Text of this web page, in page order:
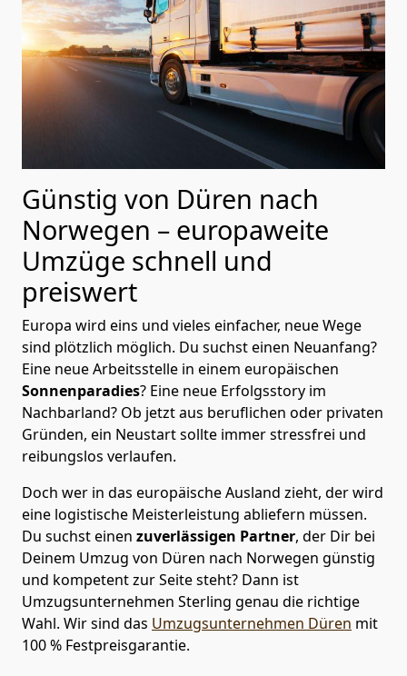
Günstig von Düren nach
Norwegen – europaweite
Umzüge schnell und
preiswert
Europa wird eins und vieles einfacher, neue Wege
sind plötzlich möglich. Du suchst einen Neuanfang?
Eine neue Arbeitsstelle in einem europäischen
Sonnenparadies? Eine neue Erfolgsstory im
Nachbarland? Ob jetzt aus beruflichen oder privaten
Gründen, ein Neustart sollte immer stressfrei und
reibungslos verlaufen.
Doch wer in das europäische Ausland zieht, der wird
eine logistische Meisterleistung abliefern müssen.
Du suchst einen zuverlässigen Partner, der Dir bei
Deinem Umzug von Düren nach Norwegen günstig
und kompetent zur Seite steht? Dann ist
Umzugsunternehmen Sterling genau die richtige
Wahl. Wir sind das Umzugsunternehmen Düren mit
100 % Festpreisgarantie.